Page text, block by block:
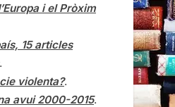
i el Pròxim
15 articles
.
violenta?.
avui 2000-2015.